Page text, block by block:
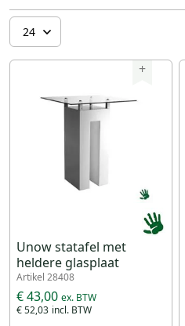
+
Unow statafel met
heldere glasplaat
Artikel 28408
€ 52,03
€ 43,00